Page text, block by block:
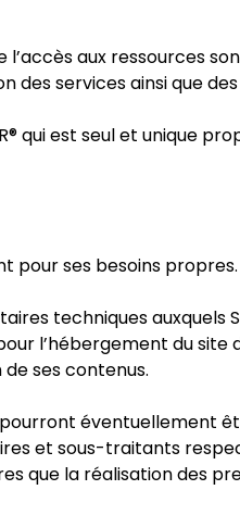
l’accès aux ressources
des services ainsi que
qui est seul et unique
pour ses besoins propres.
techniques auxquels
l’hébergement du
ses contenus.
éventuellement
et sous-traitants
que la réalisation des